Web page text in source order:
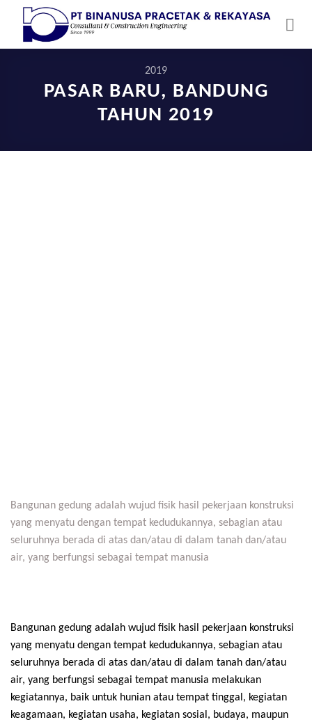
content
2019
PASAR BARU, BANDUNG
TAHUN 2019
Bangunan gedung adalah wujud fisik hasil pekerjaan konstruksi
yang menyatu dengan tempat kedudukannya, sebagian atau
seluruhnya berada di atas dan/atau di dalam tanah dan/atau
air, yang berfungsi sebagai tempat manusia
Bangunan gedung adalah wujud fisik hasil pekerjaan konstruksi
yang menyatu dengan tempat kedudukannya, sebagian atau
seluruhnya berada di atas dan/atau di dalam tanah dan/atau
air, yang berfungsi sebagai tempat manusia melakukan
kegiatannya, baik untuk hunian atau tempat tinggal, kegiatan
keagamaan, kegiatan usaha, kegiatan sosial, budaya, maupun